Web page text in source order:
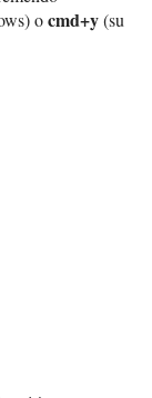
ocmd+y(su